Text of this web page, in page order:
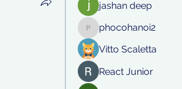
jashan deep
phocohanoi2
phocohanoi2
Vitto Scaletta
React Junior